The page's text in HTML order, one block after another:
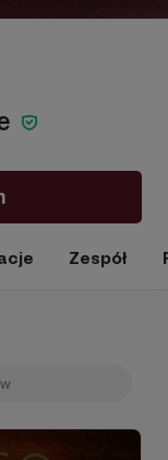
Zespół